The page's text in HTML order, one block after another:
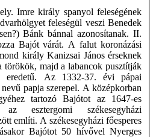
Imre király spanyol feleségének
feleségül veszi Benedek
Bánk bánnal azonosítanak. II.
Bajót várát. A falut koronázási
király Kanizsai János érseknek
törökök, majd a labancok pusztítják
eredetű. Az 1332-37. évi pápai
papja szerepel. A középkorban
tartozó Bajótot az 1647-es
esztergomi székesegyházi
említi. A székesegyházi főesperes
Bajótot 50 hívővel Nyerges